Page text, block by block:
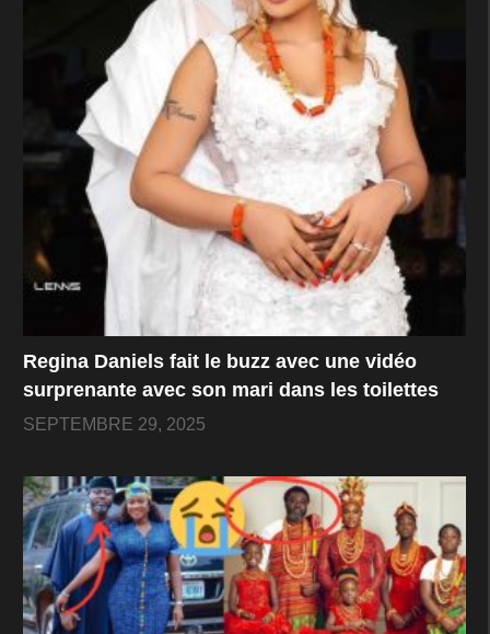
Regina Daniels fait le buzz avec une vidéo
surprenante avec son mari dans les toilettes
SEPTEMBRE 29, 2025